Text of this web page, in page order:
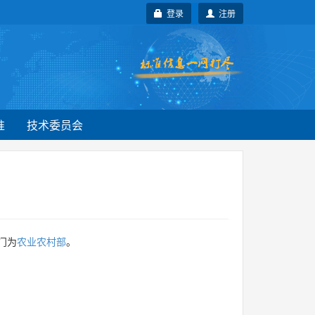
注册
登录
技术委员会
为农业农村部。